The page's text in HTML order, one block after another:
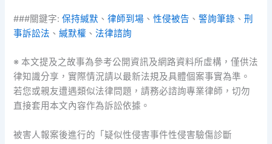
###關鍵字:保持緘默 、律師到場 、性侵被告 、警詢筆錄 、刑
事訴訟法 、緘默權 、法律諮詢
※ 本文提及之故事為參考公開資訊及網路資料所虛構，僅供法
律知識分享，實際情況請以最新法規及具體個案事實為準。
若您或親友遭遇類似法律問題，請務必諮詢專業律師，切勿
直接套用本文內容作為訴訟依據。
被害人報案後進行的「疑似性侵害事件性侵害驗傷診斷